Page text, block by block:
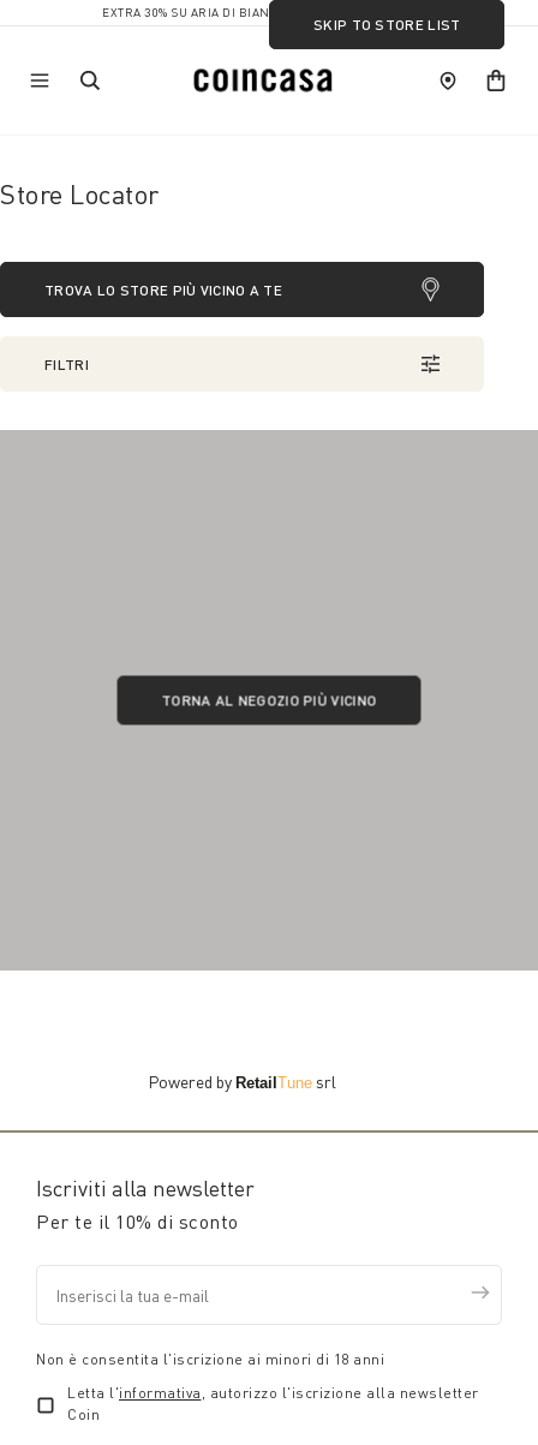
EXTRA 30% SU ARIA DI BIANCO
Store Locator
TROVA LO STORE PIÙ VICINO A TE
FILTRI
SKIP TO STORE LIST
TORNA AL NEGOZIO PIÙ VICINO
Powered byRetailTune srl
Iscriviti alla newsletter
Per te il 10% di sconto
Non è consentita l'iscrizione ai minori di 18 anni
Letta l'informativa , autorizzo l'iscrizione alla newsletter
Coin